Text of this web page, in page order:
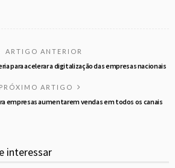
ARTIGO ANTERIOR
para acelerar a digitalização das empresas nacionais
PRÓXIMO ARTIGO
empresas aumentarem vendas em todos os canais
interessar